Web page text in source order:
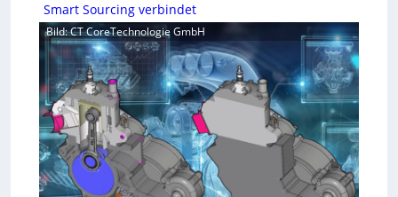
Smart Sourcing verbindet
Bild: CT CoreTechnologie GmbH